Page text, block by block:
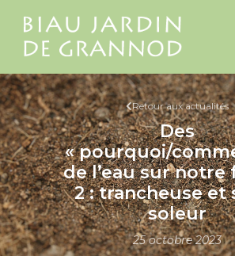
Retour aux actualités
Des
« pourquoi/
de l’eau sur notre
2 : trancheuse et
soleur
25 octobre 2023